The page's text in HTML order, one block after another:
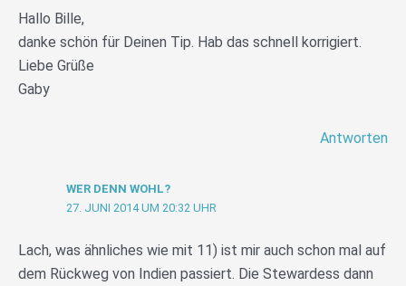
Hallo Bille,
danke schön für Deinen Tip. Hab das schnell korrigiert.
Liebe Grüße
Gaby
Antworten
WER DENN WOHL?
27. JUNI 2014 UM 20:32 UHR
Lach, was ähnliches wie mit 11) ist mir auch schon mal auf
dem Rückweg von Indien passiert. Die Stewardess dann